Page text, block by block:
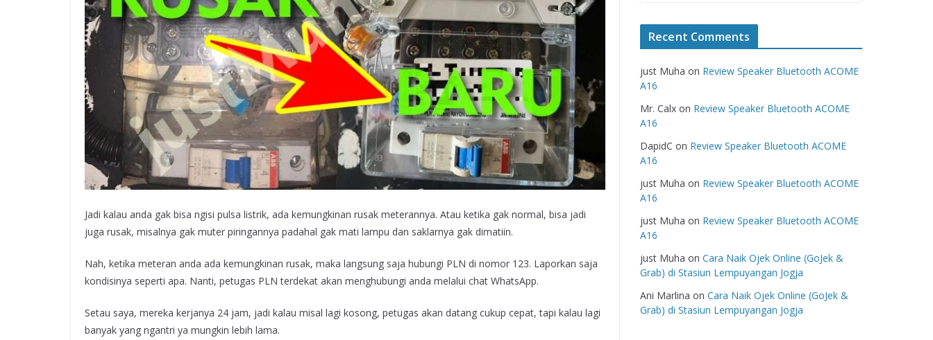
Jadi kalau anda gak bisa ngisi pulsa listrik, ada kemungkinan rusak meterannya. Atau ketika gak normal, bisa jadi
juga rusak, misalnya gak muter piringannya padahal gak mati lampu dan saklarnya gak dimatiin.
Nah, ketika meteran anda ada kemungkinan rusak, maka langsung saja hubungi PLN di nomor 123. Laporkan saja
kondisinya seperti apa. Nanti, petugas PLN terdekat akan menghubungi anda melalui chat WhatsApp.
Setau saya, mereka kerjanya 24 jam, jadi kalau misal lagi kosong, petugas akan datang cukup cepat, tapi kalau lagi
banyak yang ngantri ya mungkin lebih lama.
Recent Comments
just Muha on Review Speaker Bluetooth ACOME
A16
Mr. Calx on Review Speaker Bluetooth ACOME
A16
DapidC on Review Speaker Bluetooth ACOME
A16
just Muha on Review Speaker Bluetooth ACOME
A16
just Muha on Review Speaker Bluetooth ACOME
A16
just Muha on Cara Naik Ojek Online (GoJek &
Grab) di Stasiun Lempuyangan Jogja
Ani Marlina on Cara Naik Ojek Online (GoJek &
Grab) di Stasiun Lempuyangan Jogja